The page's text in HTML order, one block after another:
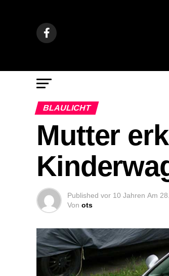
BLAULICHT
Mutter
Published vor 10 Jahren Am
Von ots